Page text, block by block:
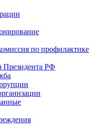
по профилактике
Президента РФ